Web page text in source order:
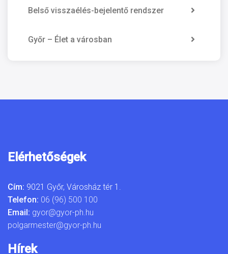
Belső visszaélés-bejelentő rendszer
Győr – Élet a városban
Elérhetőségek
Cím: 9021 Győr, Városház tér 1.
Telefon: 06 (96) 500 100
Email: gyor@gyor-ph.hu
polgarmester@gyor-ph.hu
Hírek